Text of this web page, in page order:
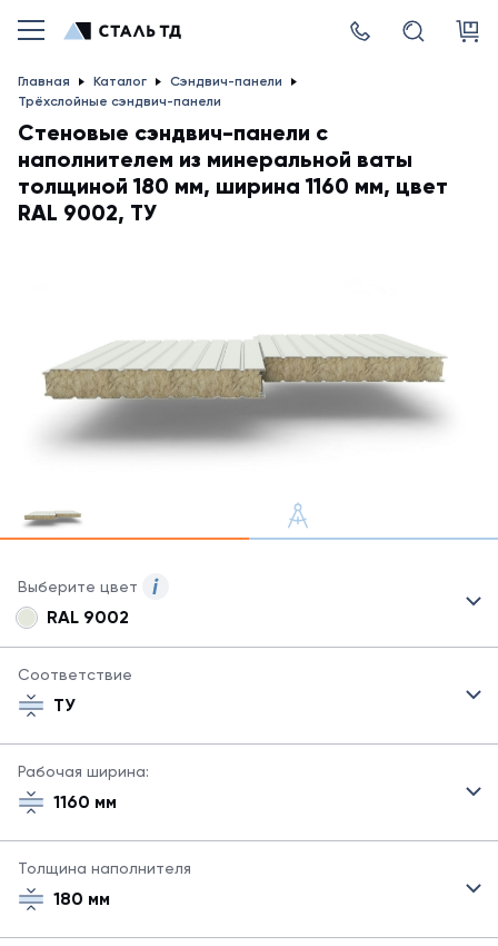
Главная Каталог
Сэндвич-панели
Трёхслойные сэндвич-панели
Стеновые сэндвич-панели с
наполнителем из минеральной ваты
толщиной 180 мм, ширина 1160 мм, цвет
RAL 9002, ТУ
Выберите цвет
сэндвич-
все
Для
заказа
свяжитесь
RAL 9002
Соответствие
ТУ
Рабочая ширина:
1160 мм
Толщина наполнителя
180 мм